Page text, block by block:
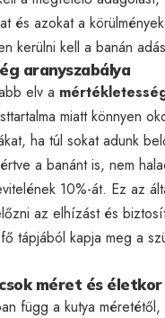
és azokat a
kerülni kell a banán
aranyszabálya
elv a
miatt könnyen
ha túl sokat adunk
a banánt is, nem
10%-át. Ez az
az elhízást és
tápjából kapja meg a
méret és
függ a kutya